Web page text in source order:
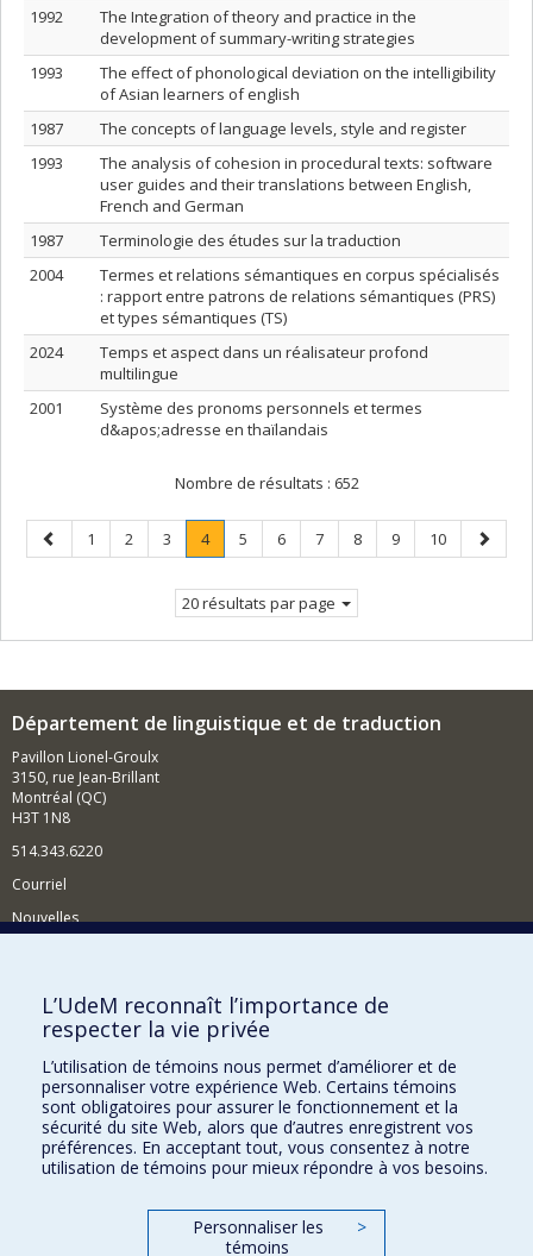
1992
The Integration of theory and practice in the
development of summary-writing strategies
1993
The effect of phonological deviation on the intelligibility
of Asian learners of english
1987
The concepts of language levels, style and register
1993
The analysis of cohesion in procedural texts: software
user guides and their translations between English,
French and German
1987
Terminologie des études sur la traduction
2004
Termes et relations sémantiques en corpus spécialisés
: rapport entre patrons de relations sémantiques (PRS)
et types sémantiques (TS)
2024
Temps et aspect dans un réalisateur profond
multilingue
2001
Système des pronoms personnels et termes
d&apos;adresse en thaïlandais
Nombre de résultats : 652
Page
précédente
Page
1 Page
2 Page
3 Page
4.
Page
Page
5 Page
6 Page
7 Page
8 Page
9 Page
10
Page
20 résultats par page
Département de linguistique et de traduction
Pavillon Lionel-Groulx
3150, rue Jean-Brillant
Montréal (QC)
H3T 1N8
514.343.6220
Courriel
Nouvelles
Comment soutenir le Département?
BESOIN D'AIDE?
Plan du site
Signaler une erreur
Accessibilité
FACULTÉ DES ARTS ET DES SCIENCES
Nos départements et écoles
L’UdeM reconnaît l’importance de
respecter la vie privée
L’utilisation de témoins nous permet d’améliorer et de
personnaliser votre expérience Web. Certains témoins
sont obligatoires pour assurer le fonctionnement et la
sécurité du site Web, alors que d’autres enregistrent vos
préférences. En acceptant tout, vous consentez à notre
utilisation de témoins pour mieux répondre à vos besoins.
Personnaliser les
témoins
>